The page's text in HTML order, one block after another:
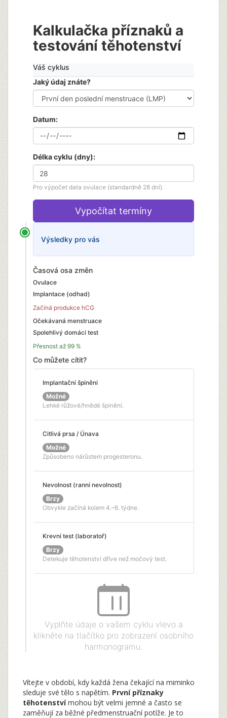
Kalkulačka příznaků a
testování těhotenství
Váš cyklus
Jaký údaj znáte?
Datum:
Délka cyklu (dny):
Pro výpočet data ovulace (standardně 28 dní).
Vypočítat termíny
Výsledky pro vás
Časová osa změn
Ovulace
Implantace (odhad)
Začíná produkce hCG
Očekávaná menstruace
Spolehlivý domácí test
Přesnost až 99 %
Co můžete cítit?
Implantační špinění
Možné
Lehké růžové/hnědé špinění.
Citlivá prsa / Únava
Možné
Způsobeno nárůstem progesteronu.
Nevolnost (ranní nevolnost)
Brzy
Obvykle začíná kolem 4.–6. týdne.
Krevní test (laboratoř)
Brzy
Detekuje těhotenství dříve než močový test.
Vyplňte údaje o vašem cyklu vlevo a
klikněte na tlačítko pro zobrazení osobního
harmonogramu.
Vítejte v období, kdy každá žena čekající na miminko
sleduje své tělo s napětím. První příznaky
těhotenstvímohou být velmi jemné a často se
zaměňují za běžné předmenstruační potíže. Je to